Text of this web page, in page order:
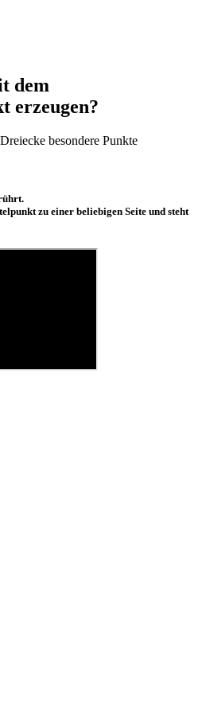
dem
erzeugen?
besondere Punkte
zu einer beliebigen Seite und steht